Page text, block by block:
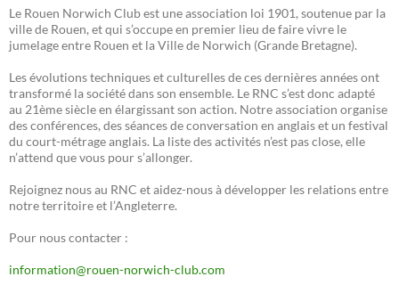
Le Rouen Norwich Club est une association loi 1901, soutenue par la
ville de Rouen, et qui s’occupe en premier lieu de faire vivre le
jumelage entre Rouen et la Ville de Norwich (Grande Bretagne).
Les évolutions techniques et culturelles de ces dernières années ont
transformé la société dans son ensemble. Le RNC s’est donc adapté
au 21ème siècle en élargissant son action. Notre association organise
des conférences, des séances de conversation en anglais et un festival
du court-métrage anglais. La liste des activités n’est pas close, elle
n’attend que vous pour s’allonger.
Rejoignez nous au RNC et aidez-nous à développer les relations entre
notre territoire et l’Angleterre.
Pour nous contacter :
information@rouen-norwich-club.com